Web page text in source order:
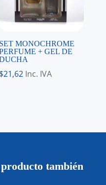
SET MONOCHROME
+ GEL DE
$21,62 Inc. IVA
también